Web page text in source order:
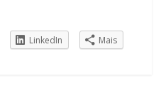
LinkedIn Mais